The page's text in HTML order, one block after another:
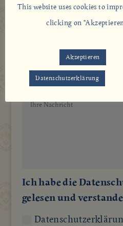
Ich habe die
gelesen und
This website uses cookies to
clicking on
Akzeptieren
Datenschutzerklärung